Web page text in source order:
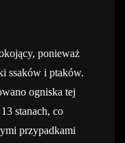
ponieważ
ssaków i ptaków.
ogniska tej
stanach, co
przypadkami